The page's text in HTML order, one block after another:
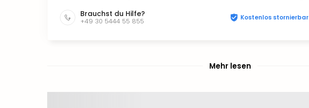
Brauchst du Hilfe?
+49 30 5444 55 855 Kostenlos stornierbar
Mehr lesen